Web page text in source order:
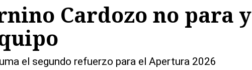
Cardozo no para
el segundo refuerzo para el Apertura 2026